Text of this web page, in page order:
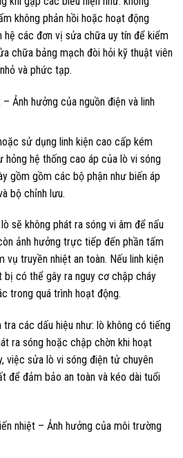
không phản hồi hoặc hoạt động
hệ các đơn vị sửa chữa uy tín để kiểm
chữa bảng mạch đòi hỏi kỹ thuật viên
và phức tạp.
Ảnh hưởng của nguồn điện và linh
sử dụng linh kiện cao cấp kém
hệ thống cao áp của lò vi sóng
gồm gồm các bộ phận như biến áp
bộ chỉnh lưu.
sẽ không phát ra sóng vi âm để nấu
ảnh hưởng trực tiếp đến phần tấm
vụ truyền nhiệt an toàn. Nếu linh kiện
có thể gây ra nguy cơ chập cháy
trong quá trình hoạt động.
các dấu hiệu như: lò không có tiếng
ra sóng hoặc chập chờn khi hoạt
việc sửa lò vi sóng điện tử chuyên
để đảm bảo an toàn và kéo dài tuổi
nhiệt – Ảnh hưởng của môi trường